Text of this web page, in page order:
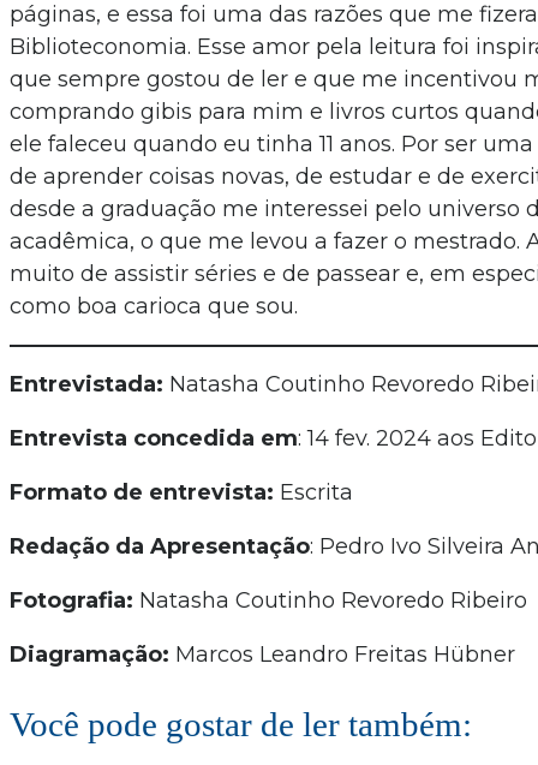
páginas, e essa foi uma das razões que me
Biblioteconomia. Esse amor pela leitura foi
que sempre gostou de ler e que me incentivou
comprando gibis para mim e livros curtos
ele faleceu quando eu tinha 11 anos. Por ser
de aprender coisas novas, de estudar e de
desde a graduação me interessei pelo universo
acadêmica, o que me levou a fazer o mestrado.
muito de assistir séries e de passear e, em
como boa carioca que sou.
Entrevistada: Natasha Coutinho Revoredo
Entrevista concedida em: 14 fev. 2024 aos
Formato de entrevista: Escrita
Redação da Apresentação: Pedro Ivo Silveira
Fotografia: Natasha Coutinho Revoredo Ribeiro
Diagramação: Marcos Leandro Freitas Hübner
Você pode gostar de ler também: